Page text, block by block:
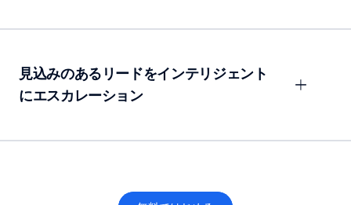
見込みのあるリードをインテリジェント
にエスカレーション